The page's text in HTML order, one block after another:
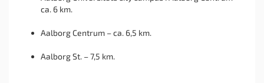
ca. 6 km.
Aalborg Centrum – ca. 6,5 km.
Aalborg St. – 7,5 km.